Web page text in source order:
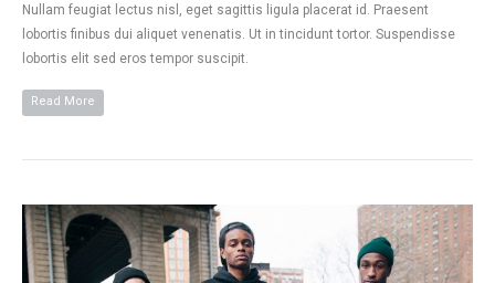
Nullam feugiat lectus nisl, eget sagittis ligula placerat id. Praesent
lobortis finibus dui aliquet venenatis. Ut in tincidunt tortor. Suspendisse
lobortis elit sed eros tempor suscipit.
Read More